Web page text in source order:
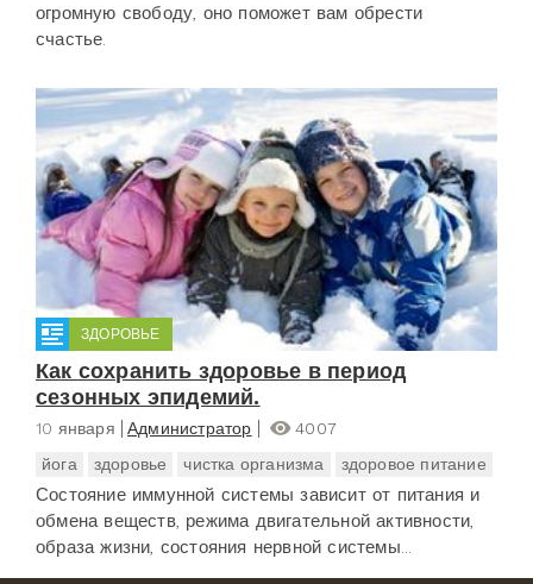
огромную свободу, оно поможет вам обрести
счастье.
ЗДОРОВЬЕ
Как сохранить здоровье в период
сезонных эпидемий.
10 января Администратор
4007
йога
здоровье чистка организма здоровое питание
Состояние иммунной системы зависит от питания и
обмена веществ, режима двигательной активности,
образа жизни, состояния нервной системы...